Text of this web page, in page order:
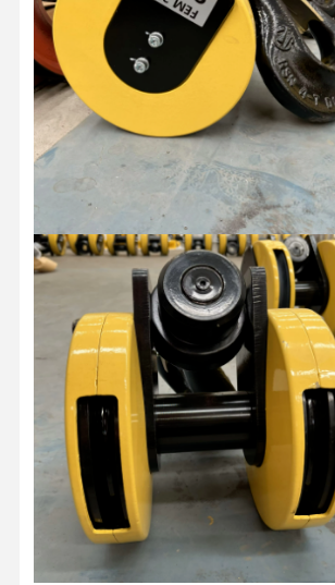
Αρχική
Σελίδα
Προϊόντα Βίντεο
Γύρος
Ποιοτικός
Έλεγχος
Επαφή
Όλες Οι
Περιπτώσεις
Συνομιλία
Τροχοί γερανού
Τύμπανο σχοινιών καλωδίων
Κράνος Αγκώνα
Τροχήλατο